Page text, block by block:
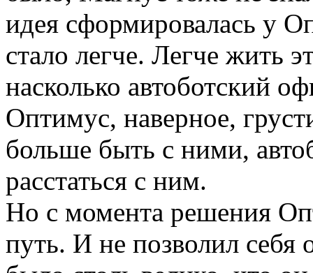
идея сформировалась у
стало легче. Легче жить
насколько автоботский
Оптимус, наверное,
больше быть с ними,
расстаться с ним.
Но с момента решения
путь. И не позволил себя